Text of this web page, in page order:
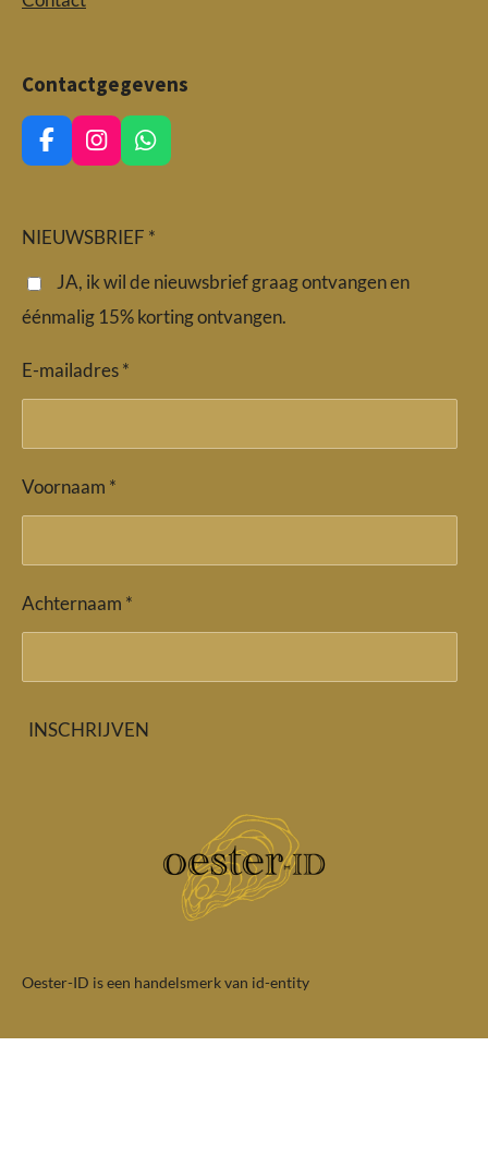
Contactgegevens
F
a
b
I
n
a
r
m
W
h
s
p
NIEUWSBRIEF *
JA, ik wil de nieuwsbrief graag ontvangen en
éénmalig 15% korting ontvangen.
E-mailadres *
Voornaam *
Achternaam *
INSCHRIJVEN
Oester-ID is een handelsmerk van id-entity